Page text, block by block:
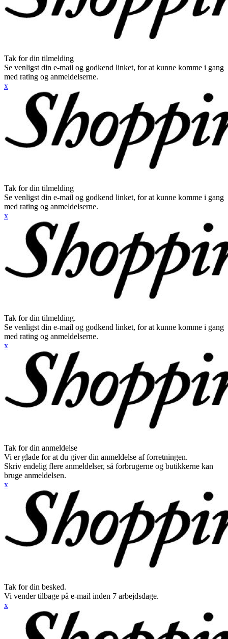
Tak for din tilmelding
Se venligst din e-mail og godkend linket, for at kunne komme i gang
med rating og anmeldelserne.
x
Tak for din tilmelding
Se venligst din e-mail og godkend linket, for at kunne komme i gang
med rating og anmeldelserne.
x
Tak for din tilmelding.
Se venligst din e-mail og godkend linket, for at kunne komme i gang
med rating og anmeldelserne.
x
Tak for din anmeldelse
Vi er glade for at du giver din anmeldelse af forretningen.
Skriv endelig flere anmeldelser, så forbrugerne og butikkerne kan
bruge anmeldelsen.
x
Tak for din besked.
Vi vender tilbage på e-mail inden 7 arbejdsdage.
x